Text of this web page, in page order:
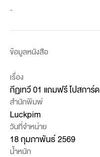
-
ข้อมูลหนังสือ
เรื่อง
กีฏเทวี 01 แถมฟรี โปสการ์ด
สำนักพิมพ์
Luckpim
วันที่จำหน่าย
18 กุมภาพันธ์ 2569
น้ำหนัก